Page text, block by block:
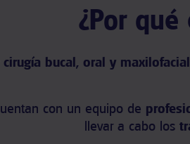
¿Por qué
bucal, oral y maxilofacial
con un equipo de
llevar a cabo los